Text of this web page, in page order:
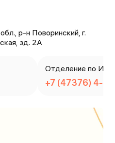
р-н Поворинский, г.
зд. 2А
Отделение по ИАЗ
+7 (47376) 4-